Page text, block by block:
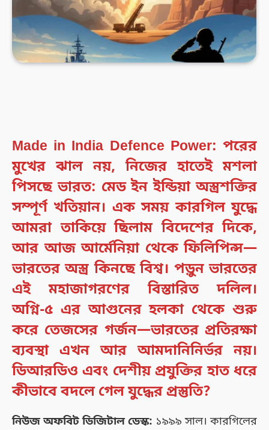
Made in India Defence Power: পরের
মুখের ঝাল নয়, নিজের হাতেই মশলা
পিসছে ভারত: মেড ইন ইন্ডিয়া অস্ত্রশক্তির
সম্পূর্ণ খতিয়ান। এক সময় কারগিল যুদ্ধে
আমরা তাকিয়ে ছিলাম বিদেশের দিকে,
আর আজ আর্মেনিয়া থেকে ফিলিপিন্স—
ভারতের অস্ত্র কিনছে বিশ্ব। পড়ুন ভারতের
এই মহাজাগরণের বিস্তারিত দলিল।
অগ্নি-৫ এর আগুনের হলকা থেকে শুরু
করে তেজসের গর্জন—ভারতের প্রতিরক্ষা
ব্যবস্থা এখন আর আমদানিনির্ভর নয়।
ডিআরডিও এবং দেশীয় প্রযুক্তির হাত ধরে
কীভাবে বদলে গেল যুদ্ধের প্রস্তুতি?
নিউজ অফবিট ডিজিটাল ডেস্ক: ১৯৯৯ সাল। কারগিলের